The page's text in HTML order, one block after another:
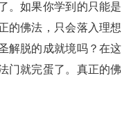
。如果你学到的只能
的佛法，只会落入理
解脱的成就境吗？在
门就完蛋了。真正的